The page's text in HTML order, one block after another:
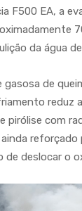
F500 EA, a
da água de
de
reduz
pirólise com
reforçado
deslocar o